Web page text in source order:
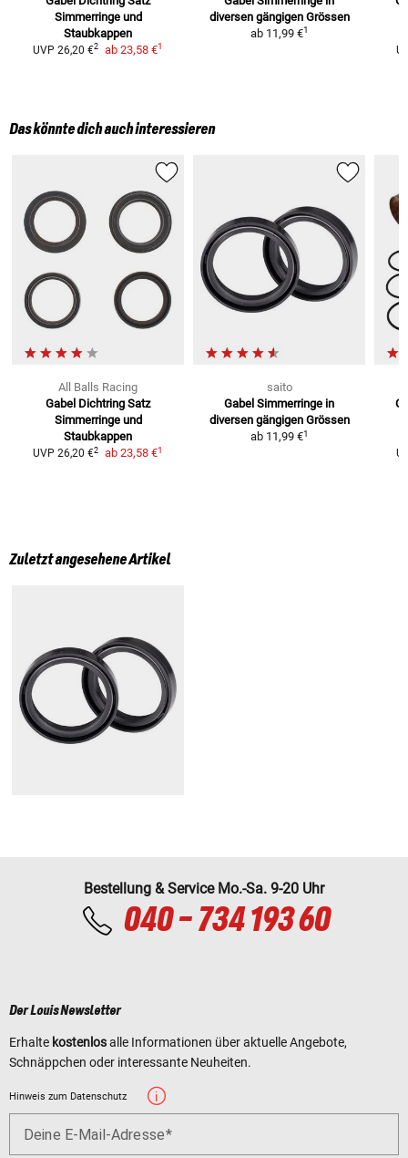
Simmerringe und
Staubkappen
UVP 26,20 €2 ab 23,58 €1
diversen gängigen Grössen
ab 11,99 €1
Das könnte dich auch interessieren
All Balls Racing
Gabel Dichtring Satz
Simmerringe und
Staubkappen
UVP 26,20 €2 ab 23,58 €1
saito
Gabel Simmerringe in
diversen gängigen Grössen
ab 11,99 €1
Zuletzt angesehene Artikel
Bestellung & Service Mo.-Sa. 9-20 Uhr
040 - 734 193 60
Der Louis Newsletter
Erhalte kostenlosalle Informationen über aktuelle Angebote,
Schnäppchen oder interessante Neuheiten.
Hinweis zum Datenschutz
Deine E-Mail-Adresse